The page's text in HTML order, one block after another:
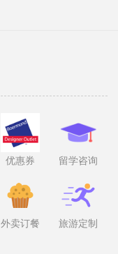
优惠券 留学咨询
外卖订餐 旅游定制